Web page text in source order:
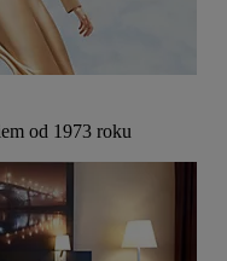
od 1973 roku